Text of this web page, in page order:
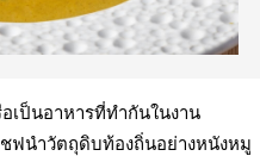
เป็นอาหารที่ทำกันในงาน
ชฟนำวัตถุดิบท้องถิ่นอย่างหนังหมู